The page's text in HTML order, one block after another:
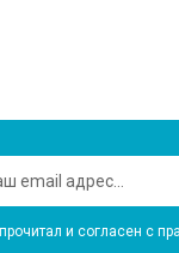
и согласен с